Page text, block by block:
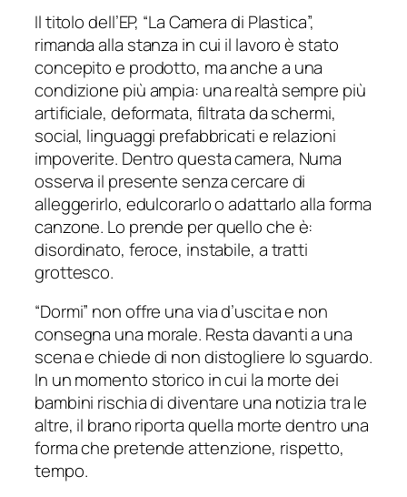
Il titolo dell’EP, “La Camera di Plastica”,
rimanda alla stanza in cui il lavoro è stato
concepito e prodotto, ma anche a una
condizione più ampia: una realtà sempre più
artificiale, deformata, filtrata da schermi,
social, linguaggi prefabbricati e relazioni
impoverite. Dentro questa camera, Numa
osserva il presente senza cercare di
alleggerirlo, edulcorarlo o adattarlo alla forma
canzone. Lo prende per quello che è:
disordinato, feroce, instabile, a tratti
grottesco.
“Dormi” non offre una via d’uscita e non
consegna una morale. Resta davanti a una
scena e chiede di non distogliere lo sguardo.
In un momento storico in cui la morte dei
bambini rischia di diventare una notizia tra le
altre, il brano riporta quella morte dentro una
forma che pretende attenzione, rispetto,
tempo.